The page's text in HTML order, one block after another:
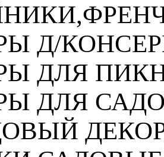
Д/
ДЛЯ
ДЛЯ